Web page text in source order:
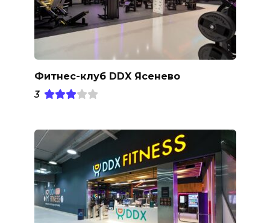
Фитнес-клуб DDX Ясенево
3